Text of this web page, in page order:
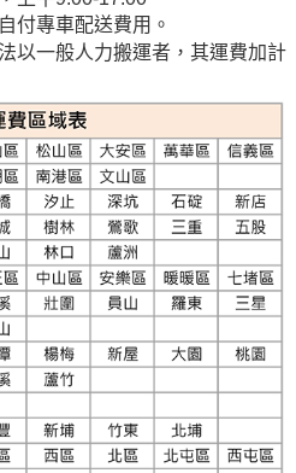
付專車配送費用。
以一般人力搬運者，其運費加計